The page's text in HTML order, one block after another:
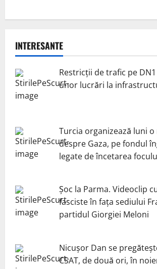
INTERESANTE
Restricții de trafic pe
unor lucrări la
Turcia organizează luni
despre Gaza, pe fondul
legate de încetarea
Șoc la Parma. Videoclip
fasciste în fața sediului
partidul Giorgiei Meloni
Nicuşor Dan se
CSAT, de două ori, în